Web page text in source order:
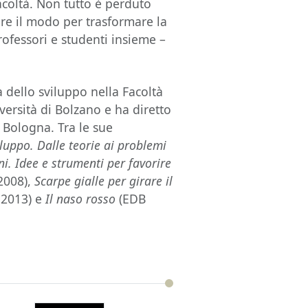
Non tutto è perduto
il modo per trasformare la
e studenti insieme –
dello sviluppo nella Facoltà
di Bolzano e ha diretto
Tra le sue
Dalle teorie ai problemi
Idee e strumenti per favorire
Scarpe gialle per girare il
eIl naso rosso(EDB